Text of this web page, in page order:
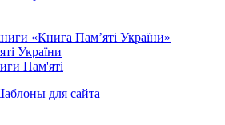
«Книга Пам’яті України»
України
Пам'яті
для сайта